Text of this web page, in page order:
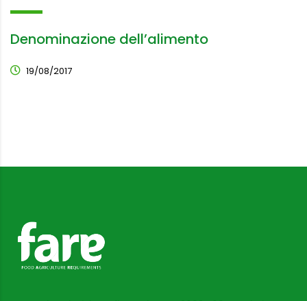
Denominazione dell’alimento
19/08/2017